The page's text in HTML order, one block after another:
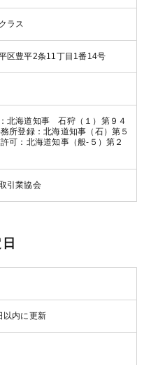
ラス
区豊平2条11丁目1番14号
北海道知事 石狩（１）第９４
所登録：北海道知事（石）第５
可：北海道知事（般-５）第２
引業協会
以内に更新